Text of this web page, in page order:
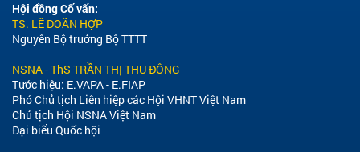
Hội đồng Cố vấn:
TS. LÊ DOÃN HỢP
Nguyên Bộ trưởng Bộ TTTT
NSNA - ThS TRẦN THỊ THU ĐÔNG
Tước hiệu: E.VAPA - E.FIAP
Phó Chủ tịch Liên hiệp các Hội VHNT Việt Nam
Chủ tịch Hội NSNA Việt Nam
Đại biểu Quốc hội